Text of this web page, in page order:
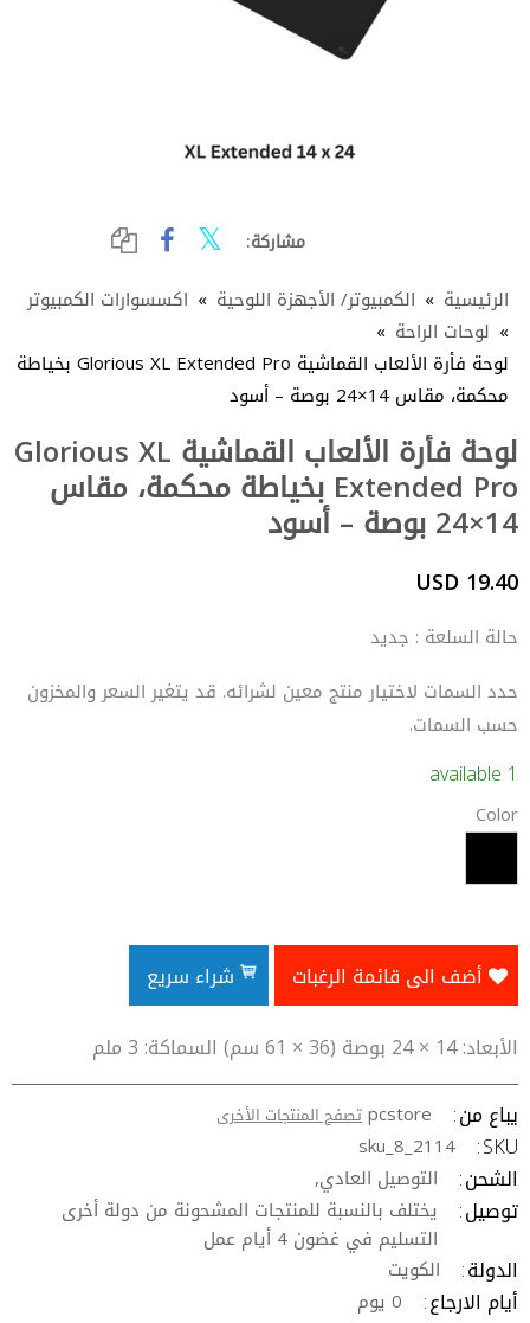
مشاركة:
الرئيسية » الكمبيوتر/ الأجهزة اللوحية » اكسسوارات الكمبيوتر
» لوحات الراحة »
‏لوحة فأرة الألعاب القماشية Glorious XL Extended Pro بخياطة
محكمة، مقاس 14×24 بوصة – أسود
‏لوحة فأرة الألعاب القماشية Glorious XL
Extended Pro بخياطة محكمة، مقاس
14×24 بوصة – أسود
19.40 USD
حالة السلعة : جديد
حدد السمات لاختيار منتج معين لشرائه. قد يتغير السعر والمخزون
حسب السمات.
1 available
Color
شراء سريع
الأبعاد: 14 × 24 بوصة (36 × 61 سم) السماكة: 3 ملم
يباع من
pcstore تصفح المنتجات الأخرى
SKU
sku_8_2114
الشحن التوصيل العادي,
توصيل
يختلف بالنسبة للمنتجات المشحونة من دولة أخرى
التسليم في غضون 4 أيام عمل
الدولة الكويت
أيام الارجاع 0 يوم